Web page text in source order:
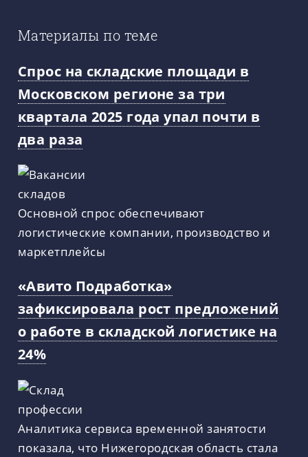
Материалы по теме
Спрос на складские площади в
Московском регионе за три
квартала 2025 года упал почти в
два раза
Основной спрос обеспечивают
логистические компании, производство и
маркетплейсы
«Авито Подработка»
зафиксировала рост предложений
о работе в складской логистике на
24%
Аналитика сервиса временной занятости
показала, что Нижегородская область стала